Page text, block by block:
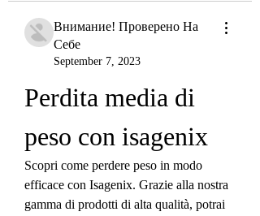
Внимание! Проверено На
Себе
September 7, 2023
Perdita media di
peso con isagenix
Scopri come perdere peso in modo
efficace con Isagenix. Grazie alla nostra
gamma di prodotti di alta qualità, potrai